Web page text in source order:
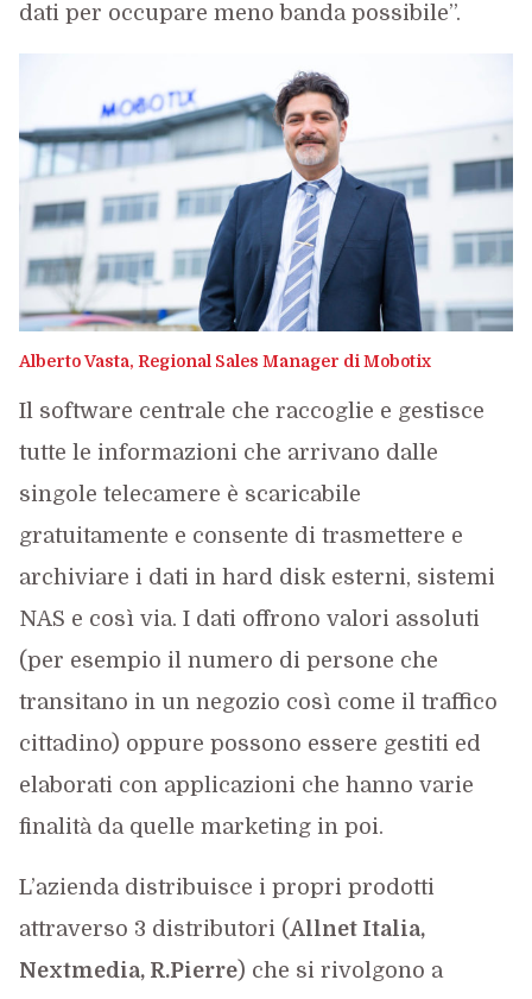
dati per occupare meno banda possibile”.
Alberto Vasta, Regional Sales Manager di Mobotix
Il software centrale che raccoglie e gestisce
tutte le informazioni che arrivano dalle
singole telecamere è scaricabile
gratuitamente e consente di trasmettere e
archiviare i dati in hard disk esterni, sistemi
NAS e così via. I dati offrono valori assoluti
(per esempio il numero di persone che
transitano in un negozio così come il traffico
cittadino) oppure possono essere gestiti ed
elaborati con applicazioni che hanno varie
finalità da quelle marketing in poi.
L’azienda distribuisce i propri prodotti
attraverso 3 distributori (Allnet Italia,
Nextmedia, R.Pierre) che si rivolgono a